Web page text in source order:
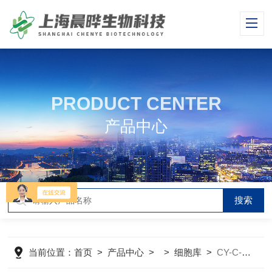
PRODUCT CENTER
产品中心
当前位置：首页 > 产品中心 > >细胞库 >CY-C-H0212人乳腺上皮细胞MCF-10A